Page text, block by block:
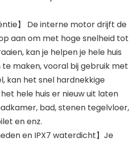
】 De interne motor drijft de
aan om met hoge snelheid tot
kan je helpen je hele huis
maken, vooral bij gebruik met
kan het snel hardnekkige
hele huis er nieuw uit laten
bad, stenen tegelvloer,
en enz.
en IPX7 waterdicht】Je